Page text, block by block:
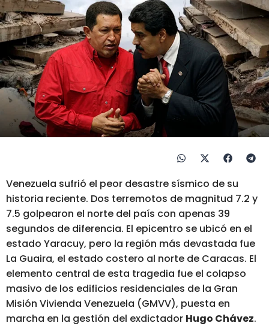
Venezuela sufrió el peor desastre sísmico de su
historia reciente. Dos terremotos de magnitud 7.2 y
7.5 golpearon el norte del país con apenas 39
segundos de diferencia. El epicentro se ubicó en el
estado Yaracuy, pero la región más devastada fue
La Guaira, el estado costero al norte de Caracas. El
elemento central de esta tragedia fue el colapso
masivo de los edificios residenciales de la Gran
Misión Vivienda Venezuela (GMVV), puesta en
marcha en la gestión del exdictador Hugo Chávez.